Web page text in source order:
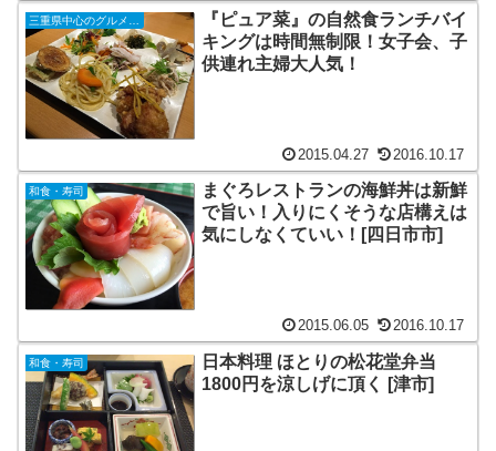
三重県中心のグルメレポート
『ピュア菜』の自然食ランチバイ
キングは時間無制限！女子会、子
供連れ主婦大人気！
2015.04.27 2016.10.17
和食・寿司
まぐろレストランの海鮮丼は新鮮
で旨い！入りにくそうな店構えは
気にしなくていい！[四日市市]
2015.06.05 2016.10.17
和食・寿司
日本料理 ほとりの松花堂弁当
1800円を涼しげに頂く [津市]